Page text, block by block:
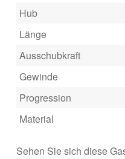
Hub
Länge
Ausschubkraft
Gewinde
Progression
Material
Sehen Sie sich diese